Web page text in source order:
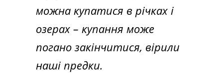
можна купатися в річках і
озерах – купання може
погано закінчитися, вірили
наші предки.